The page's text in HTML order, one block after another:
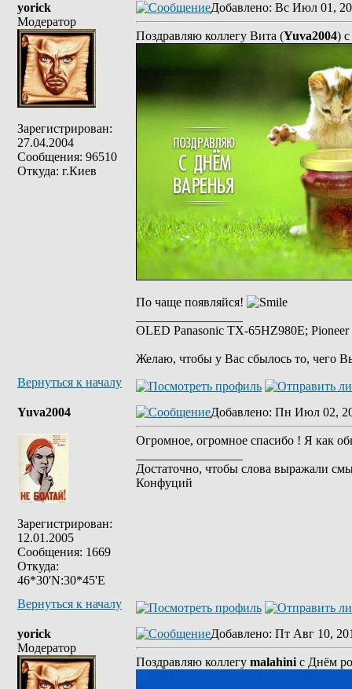
yorick
Модератор
Зарегистрирован:
27.04.2004
Сообщения: 96510
Откуда: г.Киев
Добавлено: Вс Июл 01,
Поздравляю коллегу Вита (Yuva2004)
По чаще появляйся!
OLED Panasonic TX-65HZ980E;
Желаю, чтобы у Вас сбылось то, чего
Вернуться к началу
Yuva2004
Зарегистрирован:
12.01.2005
Сообщения: 1669
Откуда:
46*30'N:30*45'E
Добавлено: Пн Июл 02,
Огромное, огромное спасибо ! Я как
Достаточно, чтобы слова выражали
Конфуций
Вернуться к началу
yorick
Модератор
Добавлено: Пт Авг 10,
Поздравляю коллегу malahini с Днём